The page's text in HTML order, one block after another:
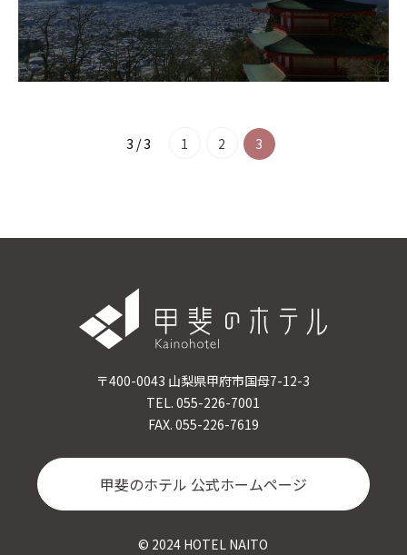
3 / 3 1 2 3
〒400-0043 山梨県甲府市国母7-12-3
TEL. 055-226-7001
FAX. 055-226-7619
甲斐のホテル 公式ホームページ
© 2024 HOTEL NAITO